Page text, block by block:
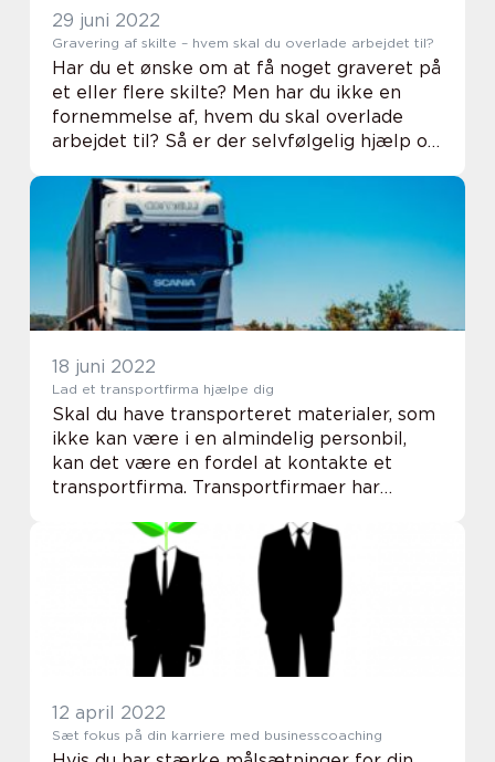
29 juni 2022
Gravering af skilte – hvem skal du overlade arbejdet til?
Har du et ønske om at få noget graveret på
et eller flere skilte? Men har du ikke en
fornemmelse af, hvem du skal overlade
arbejdet til? Så er der selvfølgelig hjælp og
forhåbentlig også havne hos et firma,...
18 juni 2022
Lad et transportfirma hjælpe dig
Skal du have transporteret materialer, som
ikke kan være i en almindelig personbil,
kan det være en fordel at kontakte et
transportfirma. Transportfirmaer har
forskellige materialer. Af denne grund kan
det være...
12 april 2022
Sæt fokus på din karriere med businesscoaching